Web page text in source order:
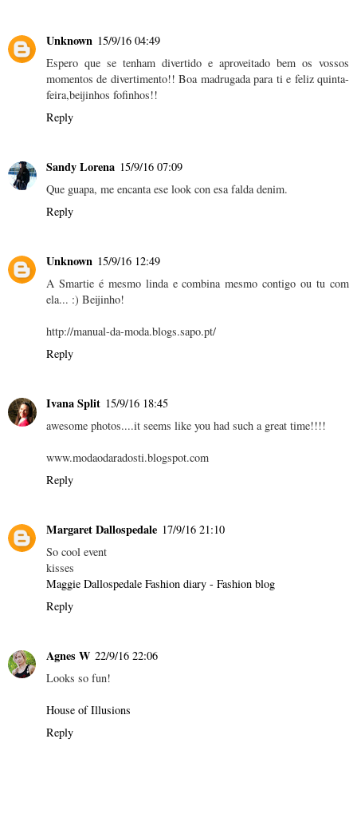
Unknown 15/9/16 04:49
Espero que se tenham divertido e aproveitado bem os vossos
momentos de divertimento!! Boa madrugada para ti e feliz quinta-
feira,beijinhos fofinhos!!
Reply
Sandy Lorena 15/9/16 07:09
Que guapa, me encanta ese look con esa falda denim.
Reply
Unknown 15/9/16 12:49
A Smartie é mesmo linda e combina mesmo contigo ou tu com
ela... :) Beijinho!
http://manual-da-moda.blogs.sapo.pt/
Reply
Ivana Split 15/9/16 18:45
awesome photos....it seems like you had such a great time!!!!
www.modaodaradosti.blogspot.com
Reply
Margaret Dallospedale 17/9/16 21:10
So cool event
kisses
Maggie Dallospedale Fashion diary - Fashion blog
Reply
Agnes W 22/9/16 22:06
Looks so fun!
House of Illusions
Reply